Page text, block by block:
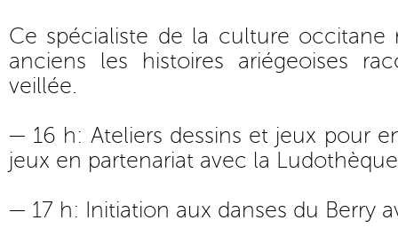
Ce spécialiste de la culture occitane
anciens les histoires ariégeoises
veillée.
— 16 h: Ateliers dessins et jeux pour
jeux en partenariat avec la
— 17 h: Initiation aux danses du Berry